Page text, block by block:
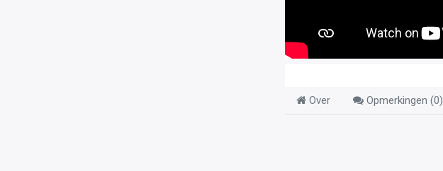
Over Opmerkingen (0)